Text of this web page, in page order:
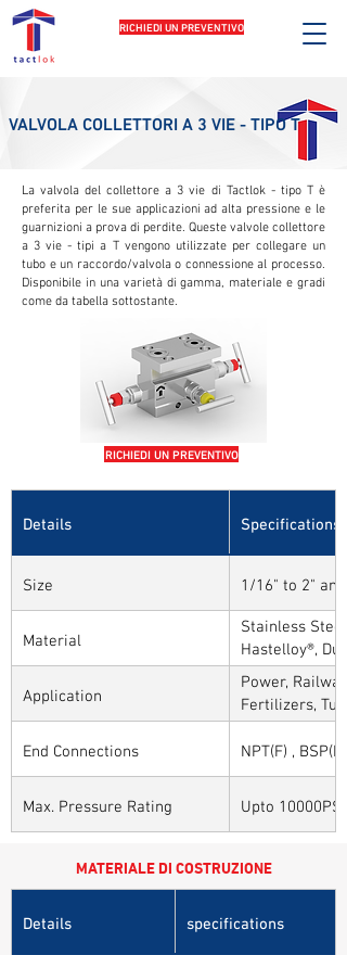
RICHIEDI UN PREVENTIVO
VALVOLA COLLETTORI A 3 VIE - TIPO T
La valvola del collettore a 3 vie di Tactlok - tipo T è
preferita per le sue applicazioni ad alta pressione e le
guarnizioni a prova di perdite. Queste valvole collettore
a 3 vie - tipi a T vengono utilizzate per collegare un
tubo e un raccordo/valvola o connessione al processo.
Disponibile in una varietà di gamma, materiale e gradi
come da tabella sottostante.
RICHIEDI UN PREVENTIVO
Details Specifications
Size 1/16" to 2"
Material
Stainless
Hastelloy®,
Alloys
Application
Power,
Fertilizers,
Sytems, Paper
End Connections
NPT(F) ,
Max. Pressure Rating Upto 10000PSI
MATERIALE DI COSTRUZIONE
Details specifications